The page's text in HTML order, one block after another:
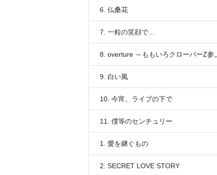
6. 仏桑花
7. 一粒の笑顔で…
8. overture ～ももいろクローバーZ参
9. 白い風
10. 今宵、ライブの下で
11. 僕等のセンチュリー
1. 愛を継ぐもの
2. SECRET LOVE STORY